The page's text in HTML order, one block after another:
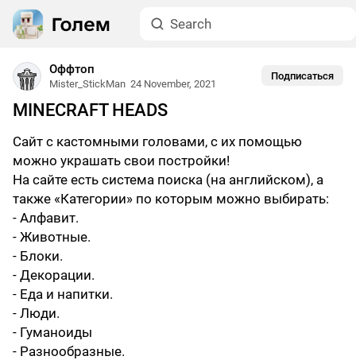
Оффтоп
Mister_StickMan 24 November, 2021
Подписаться
MINECRAFT HEADS
Сайт с кастомными головами, с их помощью
можно украшать свои постройки!
На сайте есть система поиска (на английском), а
также «Категории» по которым можно выбирать:
- Алфавит.
- Животные.
- Блоки.
- Декорации.
- Еда и напитки.
- Люди.
- Гуманоиды
- Разнообразные.